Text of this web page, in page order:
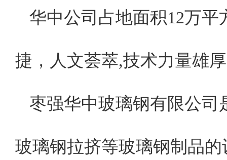
华中公司占地面积12万
捷，人文荟萃,技术力量雄
枣强华中玻璃钢有限公
玻璃钢拉挤等玻璃钢制品